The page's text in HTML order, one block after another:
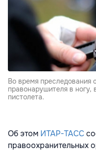
Во время преследования
правонарушителя в ногу,
пистолета.
Об этом ИТАР-ТАСС
правоохранительных